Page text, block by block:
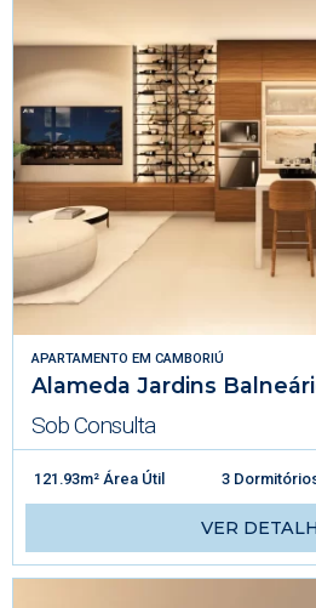
APARTAMENTO EM CAMBORIÚ
Alameda Jardins
Sob Consulta
121.93m² Área Útil 3
VER